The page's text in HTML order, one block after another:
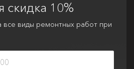
скидка 10%
все виды ремонтных работ при